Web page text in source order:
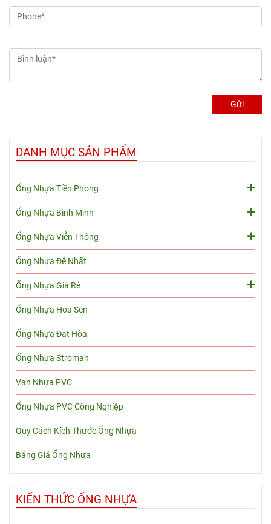
dân dụng và công
nghiệp. Sản phẩm có đường
(tương đươngDN80hoặc3"
inch)
bài viết dưới đây.
Gửi
DANH MỤC SẢN PHẨM
Ống Nhựa Tiền Phong
Ống Nhựa Bình Minh
Ống Nhựa Viễn Thông
Ống Nhựa Đệ Nhất
Ống Nhựa Giá Rẻ
Ống Nhựa Hoa Sen
Ống Nhựa Đạt Hòa
Ống Nhựa Stroman
Van Nhựa PVC
Ống Nhựa PVC Công Nghiệp
Quy Cách Kích Thước Ống Nhựa
Bảng Giá Ống Nhựa
KIẾN THỨC ỐNG NHỰA